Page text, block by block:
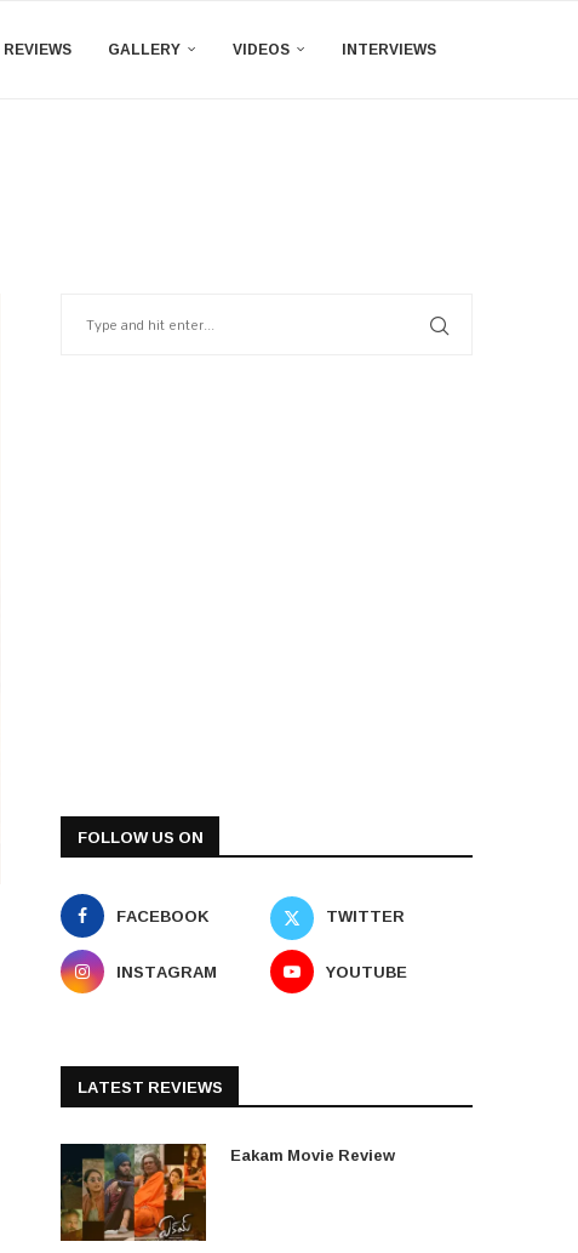
REVIEWS GALLERY VIDEOS INTERVIEWS
FOLLOW US ON
FACEBOOK
TWITTER
INSTAGRAM
YOUTUBE
LATEST REVIEWS
Eakam Movie Review